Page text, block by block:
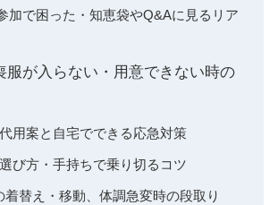
加で困った・知恵袋やQ&Aに見るリア
服が入らない・用意できない時の
用案と自宅でできる応急対策
び方・手持ちで乗り切るコツ
着替え・移動、体調急変時の段取り